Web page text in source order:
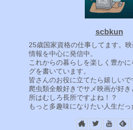
scbkun
25歳国家資格の仕事してます。
情報を中心に発信中。
これからの暮らしを楽しく豊か
グを書いています。
皆さんのお役に立てたら嬉しいで
爬虫類全般好きでサメ映画が好
所はむしろ長所ですよね！？
もっと多趣味になりたい人生だっ